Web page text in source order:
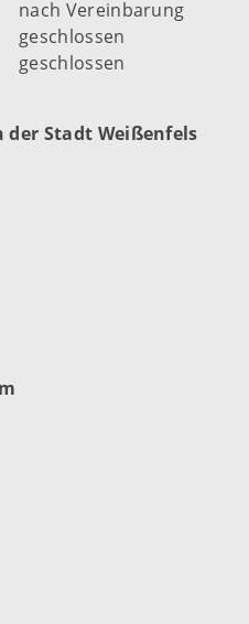
nach Vereinbarung
geschlossen
geschlossen
Stadt Weißenfels